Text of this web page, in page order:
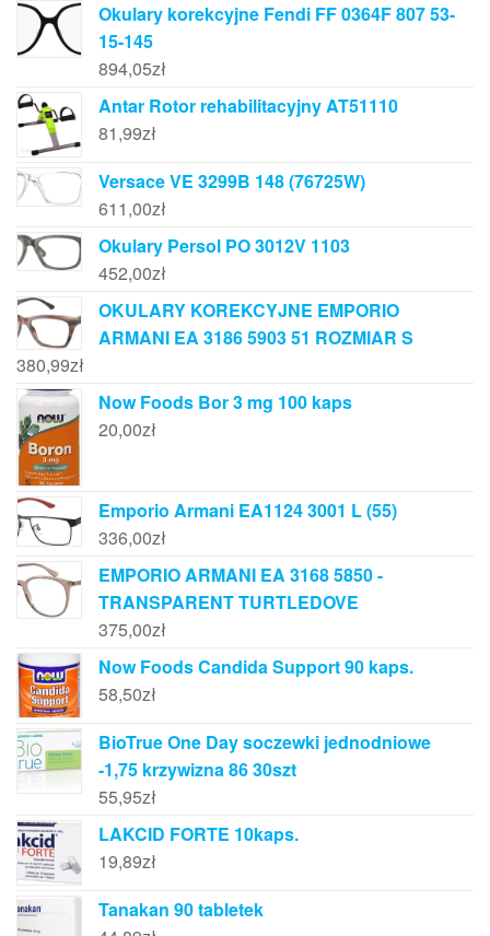
Okulary korekcyjne Fendi FF 0364F 807 53-
15-145
894,05zł
Antar Rotor rehabilitacyjny AT51110
81,99zł
Versace VE 3299B 148 (76725W)
611,00zł
Okulary Persol PO 3012V 1103
452,00zł
OKULARY KOREKCYJNE EMPORIO
ARMANI EA 3186 5903 51 ROZMIAR S
380,99zł
Now Foods Bor 3 mg 100 kaps
20,00zł
Emporio Armani EA1124 3001 L (55)
336,00zł
EMPORIO ARMANI EA 3168 5850 -
TRANSPARENT TURTLEDOVE
375,00zł
Now Foods Candida Support 90 kaps.
58,50zł
BioTrue One Day soczewki jednodniowe
-1,75 krzywizna 86 30szt
55,95zł
LAKCID FORTE 10kaps.
19,89zł
Tanakan 90 tabletek